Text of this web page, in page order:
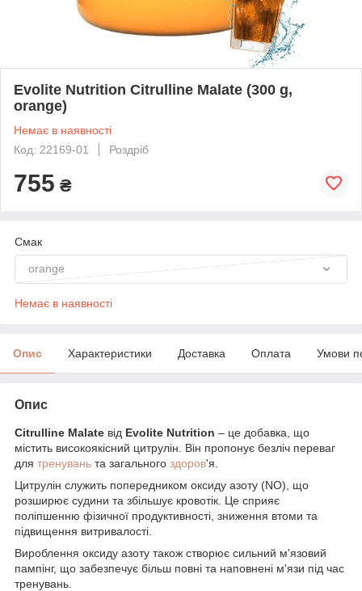
Evolite Nutrition Citrulline Malate (300 g,
orange)
Немає в наявності
Код: 22169-01
Роздріб
755 ₴
Смак
orange
Немає в наявності
Опис Характеристики Доставка Оплата Умови
Опис
Citrulline Malate від Evolite Nutrition – це добавка, що
містить високоякісний цитрулін. Він пропонує безліч переваг
для тренувань та загального здоров'я.
Цитрулін служить попередником оксиду азоту (NO), що
розширює судини та збільшує кровотік. Це сприяє
поліпшенню фізичної продуктивності, зниження втоми та
підвищення витривалості.
Вироблення оксиду азоту також створює сильний м'язовий
пампінг, що забезпечує більш повні та наповнені м'язи під час
тренувань.